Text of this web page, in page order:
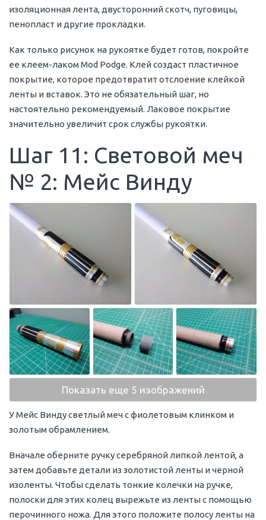
изоляционная лента, двусторонний скотч, пуговицы,
пенопласт и другие прокладки.
Как только рисунок на рукоятке будет готов, покройте
ее клеем-лаком Mod Podge. Клей создаст пластичное
покрытие, которое предотвратит отслоение клейкой
ленты и вставок. Это не обязательный шаг, но
настоятельно рекомендуемый. Лаковое покрытие
значительно увеличит срок службы рукоятки.
Шаг 11: Световой меч
№ 2: Мейс Винду
Показать еще 5 изображений
У Мейс Винду светлый меч с фиолетовым клинком и
золотым обрамлением.
Вначале оберните ручку серебряной липкой лентой, а
затем добавьте детали из золотистой ленты и черной
изоленты. Чтобы сделать тонкие колечки на ручке,
полоски для этих колец вырежьте из ленты с помощью
перочинного ножа. Для этого положите полосу ленты на